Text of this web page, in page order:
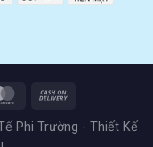
Phi Trường - Thiết Kế